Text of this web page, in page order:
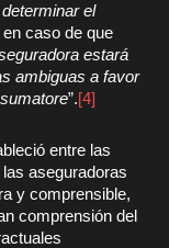
el
caso de que
estará
ambiguas a favor
”.[4]
entre las
aseguradoras
y comprensible,
comprensión del